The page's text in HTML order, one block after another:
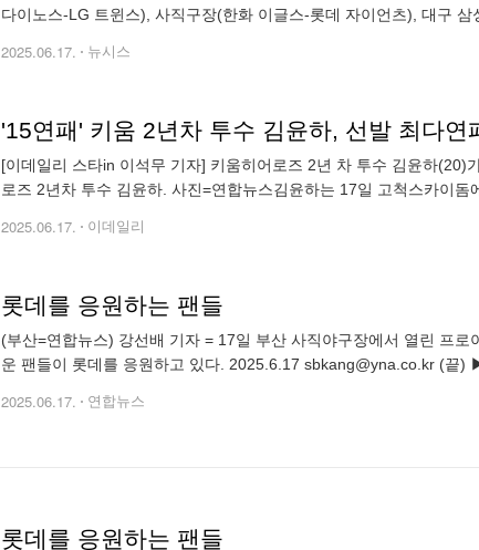
다이노스-LG 트윈스), 사직구장(한화 이글스-롯데 자이언츠), 대구
2025.06.17. 뉴시스
'15연패' 키움 2년차 투수 김윤하, 선발 최다연
[이데일리 스타in 이석무 기자] 키움히어로즈 2년 차 투수 김윤하(20)
로즈 2년차 투수 김윤하. 사진=연합뉴스김윤하는 17일 고척스카이
2025.06.17. 이데일리
롯데를 응원하는 팬들
(부산=연합뉴스) 강선배 기자 = 17일 부산 사직야구장에서 열린 프
운 팬들이 롯데를 응원하고 있다. 2025.6.17 sbkang@yna.co.kr (끝)
2025.06.17. 연합뉴스
롯데를 응원하는 팬들